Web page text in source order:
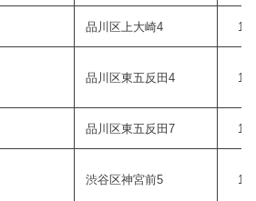
品川区上大崎4
品川区東五反田4
品川区東五反田7
渋谷区神宮前5